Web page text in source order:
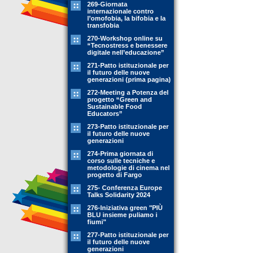
269-Giornata
internazionale contro
l’omofobia, la bifobia e la
transfobia
270-Workshop online su
“Tecnostress e benessere
digitale nell’educazione”
271-Patto istituzionale per
il futuro delle nuove
generazioni (prima pagina)
272-Meeting a Potenza del
progetto “Green and
Sustainable Food
Educators”
273-Patto istituzionale per
il futuro delle nuove
generazioni
274-Prima giornata di
corso sulle tecniche e
metodologie di cinema nel
progetto di Fargo
275- Conferenza Europe
Talks Solidarity 2024
276-Iniziativa green "PIÙ
BLU insieme puliamo i
fiumi"
277-Patto istituzionale per
il futuro delle nuove
generazioni